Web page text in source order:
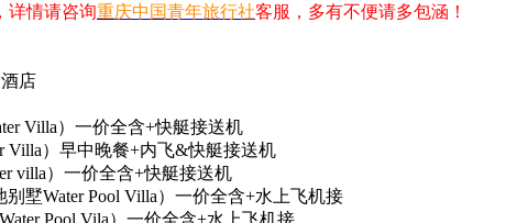
详情请咨询重庆中国青年旅行社客服，多有不便请多包涵！
店
Villa）一价全含+快艇接送机
Villa）早中晚餐+内飞&快艇接送机
villa）一价全含+快艇接送机
墅Water Pool Villa）一价全含+水上飞机接
Pool Vila）一价全含+水上飞机接